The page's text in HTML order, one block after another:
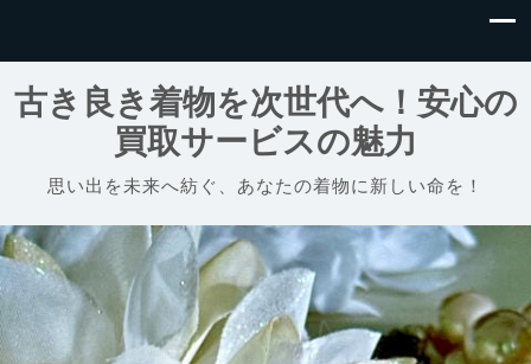
古き良き着物を次世代へ！安心の
買取サービスの魅力
思い出を未来へ紡ぐ、あなたの着物に新しい命を！